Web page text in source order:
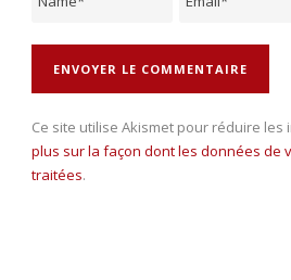
Ce site utilise Akismet pour réduire les
plus sur la façon dont les données de
traitées.